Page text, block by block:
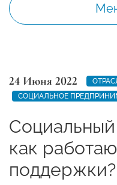
24 Июня 2022
СОЦИАЛЬНОЕ
Социальный
как
поддержки?